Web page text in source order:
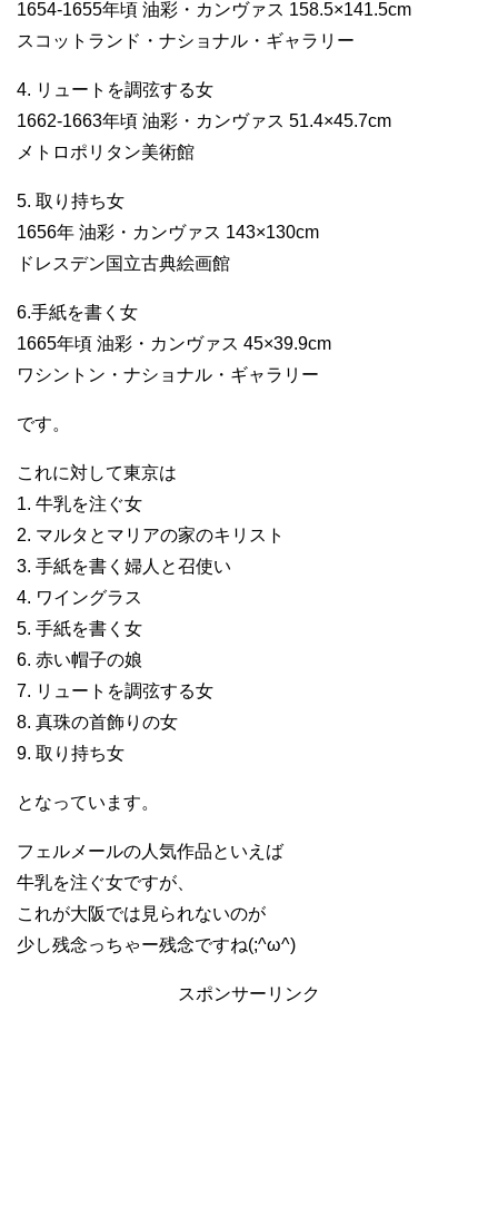
1654-1655年頃 油彩・カンヴァス 158.5×141.5cm
スコットランド・ナショナル・ギャラリー
4. リュートを調弦する女
1662-1663年頃 油彩・カンヴァス 51.4×45.7cm
メトロポリタン美術館
5. 取り持ち女
1656年 油彩・カンヴァス 143×130cm
ドレスデン国立古典絵画館
6.手紙を書く女
1665年頃 油彩・カンヴァス 45×39.9cm
ワシントン・ナショナル・ギャラリー
です。
これに対して東京は
1. 牛乳を注ぐ女
2. マルタとマリアの家のキリスト
3. 手紙を書く婦人と召使い
4. ワイングラス
5. 手紙を書く女
6. 赤い帽子の娘
7. リュートを調弦する女
8. 真珠の首飾りの女
9. 取り持ち女
となっています。
フェルメールの人気作品といえば
牛乳を注ぐ女ですが、
これが大阪では見られないのが
少し残念っちゃー残念ですね(;^ω^)
スポンサーリンク